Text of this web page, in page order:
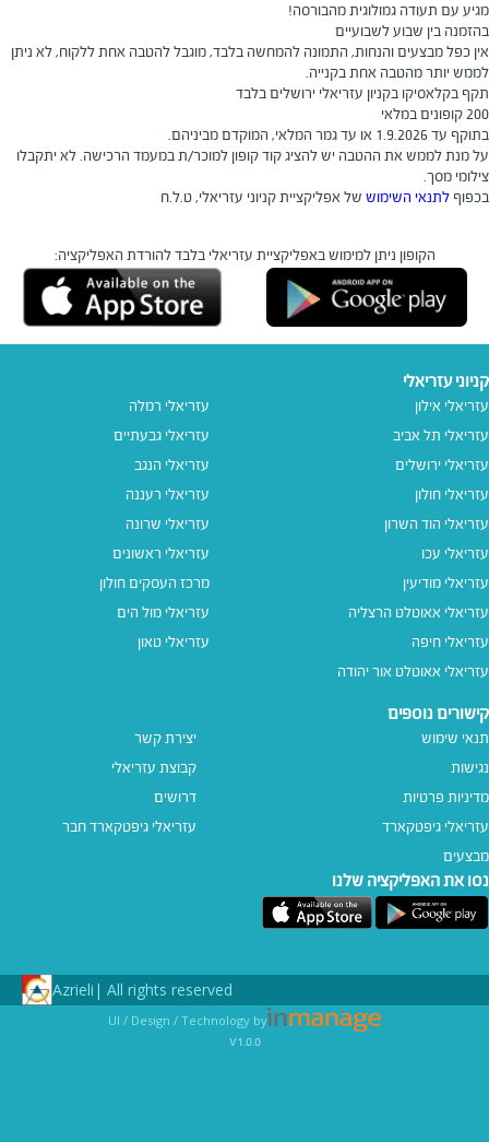
מגיע עם תעודה גמולוגית מהבורסה!
בהזמנה בין שבוע לשבועיים
אין כפל מבצעים והנחות, התמונה להמחשה בלבד, מוגבל להטבה אחת ללקוח, לא ניתן
לממש יותר מהטבה אחת בקנייה.
תקף בקלאסיקו בקניון עזריאלי ירושלים בלבד
200 קופונים במלאי
בתוקף עד 1.9.2026 או עד גמר המלאי, המוקדם מביניהם.
על מנת לממש את ההטבה יש להציג קוד קופון למוכר/ת במעמד הרכישה. לא יתקבלו
צילומי מסך.
בכפוף לתנאי השימוש של אפליקציית קניוני עזריאלי, ט.ל.ח
הקופון ניתן למימוש באפליקציית עזריאלי בלבד להורדת האפליקציה:
קניוני עזריאלי
עזריאלי אילון
עזריאלי תל אביב
עזריאלי ירושלים
עזריאלי חולון
עזריאלי הוד השרון
עזריאלי עכו
עזריאלי מודיעין
עזריאלי אאוטלט הרצליה
עזריאלי חיפה
עזריאלי אאוטלט אור יהודה
עזריאלי רמלה
עזריאלי גבעתיים
עזריאלי הנגב
עזריאלי רעננה
עזריאלי שרונה
עזריאלי ראשונים
מרכז העסקים חולון
עזריאלי מול הים
עזריאלי טאון
קישורים נוספים
תנאי שימוש
נגישות
מדיניות פרטיות
עזריאלי גיפטקארד
מבצעים
יצירת קשר
קבוצת עזריאלי
דרושים
עזריאלי גיפטקארד חבר‎
נסו את האפליקציה שלנו
All rights reserved |
Azrieli
UI / Design / Technology by
v1.0.0